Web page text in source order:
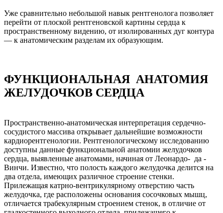
Уже сравнительно небольшой навык рентгенолога позволяет
перейти от плоской рентгеновской картины сердца к
пространственному видению, от изолированных дуг контура
— к анатомическим разделам их образующим.
ФУНКЦИОНАЛЬНАЯ АНАТОМИЯ
ЖЕЛУДОЧКОВ СЕРДЦА
Пространственно-анатомическая интерпретация сердечно-
сосудистого массива открывает дальнейшие возможности
кардиорентгенологии. Рентгенологическому исследованию
доступны данные функциональной анатомии желудочков
сердца, выявленные анатомами, начиная от Леонардо- да -
Винчи. Известно, что полость каждого желудочка делится на
два отдела, имеющих различное строение стенки.
Прилежащая катрно-вентрикулярному отверстию часть
желудочка, где расположены основания сосочковых мышц,
отличается трабекулярным строением стенок, в отличие от